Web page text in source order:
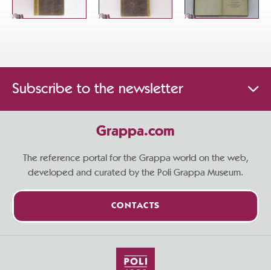
Subscribe to the newsletter
Grappa.com
The reference portal for the Grappa world on the web,
developed and curated by the Poli Grappa Museum.
CONTACTS